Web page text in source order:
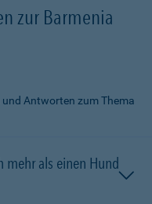
zur Barmenia
Antworten zum Thema
mehr als einen Hund